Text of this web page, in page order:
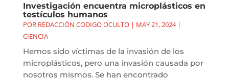
Investigación encuentra microplásticos en
testículos humanos
POR REDACCIÓN CODIGO OCULTO| MAY 21, 2024|
CIENCIA
Hemos sido víctimas de la invasión de los
microplásticos, pero una invasión causada por
nosotros mismos. Se han encontrado